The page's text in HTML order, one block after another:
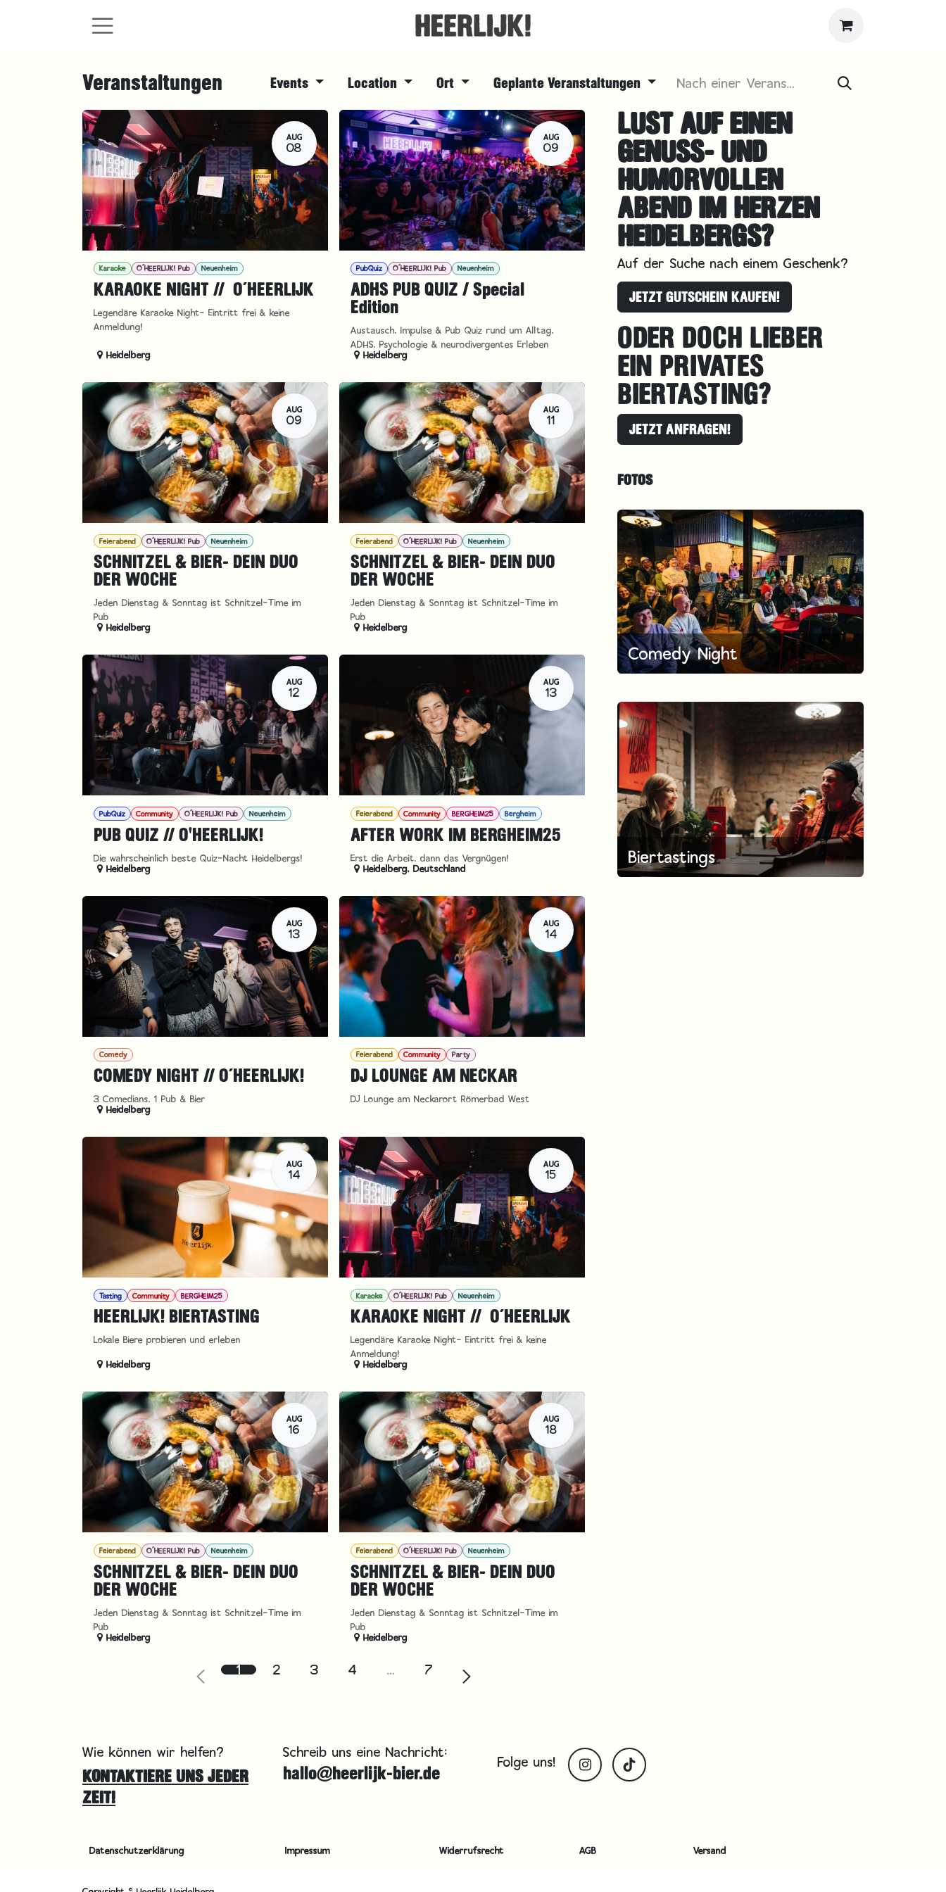
Veranstaltungen Events Location Ort Geplante Veranstaltungen
AUG
08
Karaoke O´HEERLIJK! Pub Neuenheim
KARAOKE NIGHT // O´HEERLIJK
Legendäre Karaoke Night- Eintritt frei & keine
Anmeldung!
Heidelberg
AUG
09
PubQuiz O´HEERLIJK! Pub Neuenheim
ADHS PUB QUIZ / Special
Edition
Austausch, Impulse & Pub Quiz rund um Alltag,
ADHS, Psychologie & neurodivergentes Erleben
Heidelberg
AUG
09
Feierabend O´HEERLIJK! Pub Neuenheim
SCHNITZEL & BIER- DEIN DUO
DER WOCHE
Jeden Dienstag & Sonntag ist Schnitzel-Time im
Pub
Heidelberg
AUG
11
Feierabend O´HEERLIJK! Pub Neuenheim
SCHNITZEL & BIER- DEIN DUO
DER WOCHE
Jeden Dienstag & Sonntag ist Schnitzel-Time im
Pub
Heidelberg
AUG
12
PubQuiz Community O´HEERLIJK! Pub Neuenheim
PUB QUIZ // O'HEERLIJK!
Die wahrscheinlich beste Quiz-Nacht Heidelbergs!
Heidelberg
AUG
13
Feierabend Community BERGHEIM25 Bergheim
AFTER WORK IM BERGHEIM25
Erst die Arbeit, dann das Vergnügen!
Heidelberg, Deutschland
AUG
13
Comedy
COMEDY NIGHT // O´HEERLIJK!
3 Comedians, 1 Pub & Bier
Heidelberg
AUG
14
Feierabend Community Party
DJ LOUNGE AM NECKAR
DJ Lounge am Neckarort Römerbad West
AUG
14
Tasting Community BERGHEIM25
HEERLIJK! BIERTASTING
Lokale Biere probieren und erleben
Heidelberg
AUG
15
Karaoke O´HEERLIJK! Pub Neuenheim
KARAOKE NIGHT // O´HEERLIJK
Legendäre Karaoke Night- Eintritt frei & keine
Anmeldung!
Heidelberg
AUG
16
Feierabend O´HEERLIJK! Pub Neuenheim
SCHNITZEL & BIER- DEIN DUO
DER WOCHE
Jeden Dienstag & Sonntag ist Schnitzel-Time im
Pub
Heidelberg
AUG
18
Feierabend O´HEERLIJK! Pub Neuenheim
SCHNITZEL & BIER- DEIN DUO
DER WOCHE
Jeden Dienstag & Sonntag ist Schnitzel-Time im
Pub
Heidelberg
1 2 3 4 … 7
LUST AUF EINEN
GENUSS- UND
HUMORVOLLEN
ABEND IM HERZEN
HEIDELBERGS?
Auf der Suche nach einem Geschenk?
JETZT GUTSCHEIN KAUFEN!
ODER DOCH LIEBER
EIN PRIVATES
BIERTASTING?
JETZT ANFRAGEN!
FOTOS
Comedy Night
Biertastings
Wie können wir helfen?
KONTAKTIERE UNS JEDER
ZEIT!
Schreib uns eine Nachricht:
hallo@heerlijk-bier.de
Folge uns!
Impressum Widerrufsrecht AGB
Datenschutzerklärung Versand